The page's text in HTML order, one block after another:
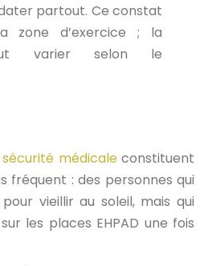
partout. Ce constat
zone d’exercice ; la
varier selon le
médicaleconstituent
fréquent : des personnes qui
vieillir au soleil, mais qui
les places EHPAD une fois